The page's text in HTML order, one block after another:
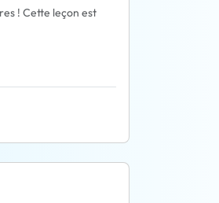
! Cette leçon est